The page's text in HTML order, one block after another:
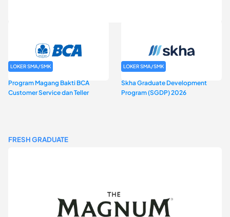
LOKER SMA/SMK
Program Magang Bakti BCA
Customer Service dan Teller
LOKER SMA/SMK
Skha Graduate Development
Program (SGDP) 2026
FRESH GRADUATE